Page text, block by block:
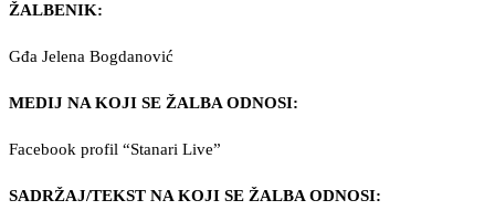
ŽALBENIK:
Gđa Jelena Bogdanović
MEDIJ NA KOJI SE ŽALBA ODNOSI:
Facebook profil “Stanari Live”
SADRŽAJ/TEKST NA KOJI SE ŽALBA ODNOSI: